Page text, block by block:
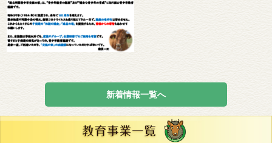
新着情報一覧へ